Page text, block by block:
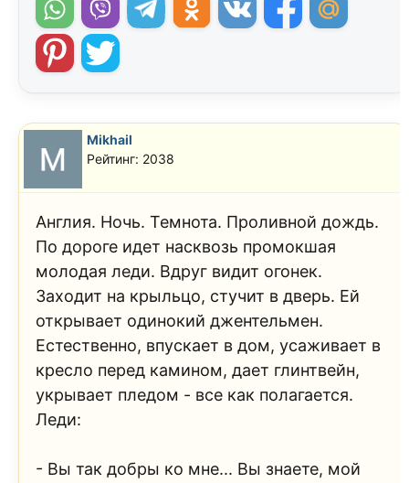
Mikhail
Рейтинг: 2038
Англия. Ночь. Темнота. Проливной дождь.
По дороге идет насквозь промокшая
молодая леди. Вдруг видит огонек.
Заходит на крыльцо, стучит в дверь. Ей
открывает одинокий джентельмен.
Естественно, впускает в дом, усаживает в
кресло перед камином, дает глинтвейн,
укрывает пледом - все как полагается.
Леди:
- Вы так добры ко мне... Вы знаете, мой